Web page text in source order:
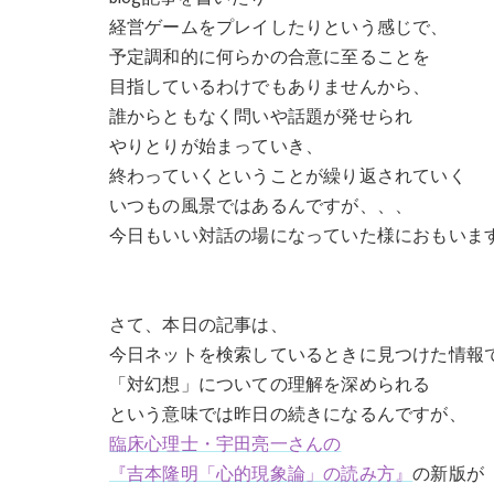
経営ゲームをプレイしたりという感じで、
予定調和的に何らかの合意に至ることを
目指しているわけでもありませんから、
誰からともなく問いや話題が発せられ
やりとりが始まっていき、
終わっていくということが繰り返されていく
いつもの風景ではあるんですが、、、
今日もいい対話の場になっていた様におもいま
さて、本日の記事は、
今日ネットを検索しているときに見つけた情報
「対幻想」についての理解を深められる
という意味では昨日の続きになるんですが、
臨床心理士・宇田亮一さんの
『吉本隆明「心的現象論」の読み方』の新版が